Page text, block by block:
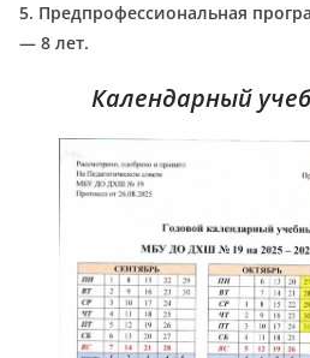
5. Предпрофессиональная
— 8 лет.
Календарный